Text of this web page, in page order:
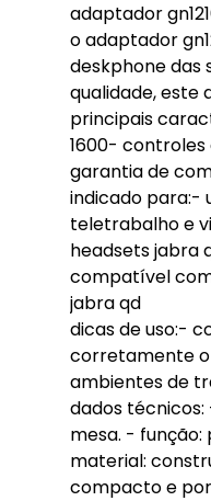
adaptador
o adaptador
deskphone das
qualidade, este
principais
1600-
garantia de
indicado para:-
teletrabalho e
headsets jabra
compatível
jabra qd
dicas de uso:-
corretamente o
ambientes de
dados
mesa. -
material:
compacto e